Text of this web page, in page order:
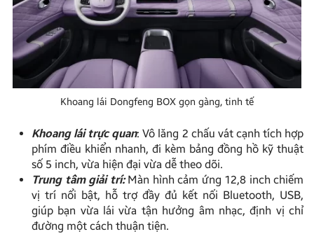
Khoang lái Dongfeng BOX gọn gàng, tinh tế
Khoang lái trực quan: Vô lăng 2 chấu vát cạnh tích hợp
phím điều khiển nhanh, đi kèm bảng đồng hồ kỹ thuật
số 5 inch, vừa hiện đại vừa dễ theo dõi.
Trung tâm giải trí:Màn hình cảm ứng 12,8 inch chiếm
vị trí nổi bật, hỗ trợ đầy đủ kết nối Bluetooth, USB,
giúp bạn vừa lái vừa tận hưởng âm nhạc, định vị chỉ
đường một cách thuận tiện.